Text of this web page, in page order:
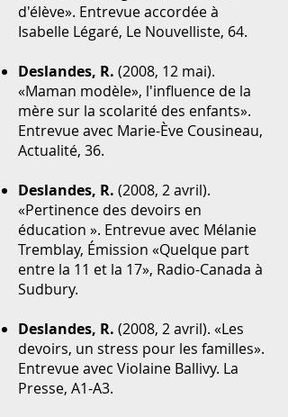
d'élève». Entrevue accordée à
Isabelle Légaré, Le Nouvelliste, 64.
Deslandes, R. (2008, 12 mai).
«Maman modèle», l'influence de la
mère sur la scolarité des enfants».
Entrevue avec Marie-Ève Cousineau,
Actualité, 36.
Deslandes, R. (2008, 2 avril).
«Pertinence des devoirs en
éducation ». Entrevue avec Mélanie
Tremblay, Émission «Quelque part
entre la 11 et la 17», Radio-Canada à
Sudbury.
Deslandes, R. (2008, 2 avril). «Les
devoirs, un stress pour les familles».
Entrevue avec Violaine Ballivy. La
Presse, A1-A3.